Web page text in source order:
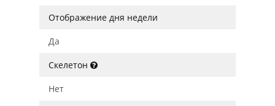
Отображение дня недели
Да
Скелетон
Нет